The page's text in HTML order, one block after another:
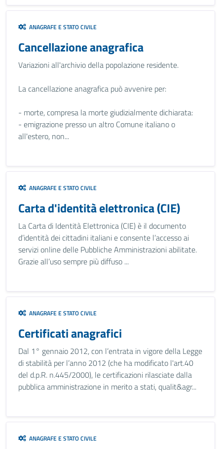
ANAGRAFE E STATO CIVILE
Cancellazione anagrafica
Variazioni all'archivio della popolazione residente.
La cancellazione anagrafica può avvenire per:
- morte, compresa la morte giudizialmente dichiarata:
- emigrazione presso un altro Comune italiano o
all'estero, non...
ANAGRAFE E STATO CIVILE
Carta d'identità elettronica (CIE)
La Carta di Identità Elettronica (CIE) è il documento
d’identità dei cittadini italiani e consente l’accesso ai
servizi online delle Pubbliche Amministrazioni abilitate.
Grazie all’uso sempre più diffuso ...
ANAGRAFE E STATO CIVILE
Certificati anagrafici
Dal 1° gennaio 2012, con l’entrata in vigore della Legge
di stabilità per l’anno 2012 (che ha modificato l'art.40
del d.p.R. n.445/2000), le certificazioni rilasciate dalla
pubblica amministrazione in merito a stati, qualit&agr...
ANAGRAFE E STATO CIVILE